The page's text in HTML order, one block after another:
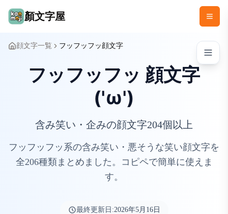
顏文字屋
顔文字一覧 フッフッフッ顔文字
フッフッフッ 顔文字
('ω')
含み笑い・企みの顔文字204個以上
フッフッフッ系の含み笑い・悪そうな笑い顔文字を
全206種類まとめました。コピペで簡単に使えま
す。
最終更新日:2026年5月16日